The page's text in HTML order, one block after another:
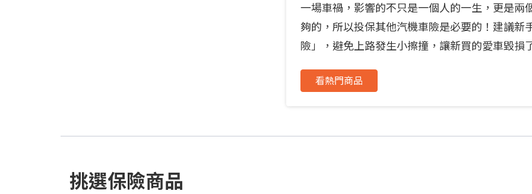
一場車禍，影響的不只是一個人的一生，更是兩
夠的，所以投保其他汽機車險是必要的！建議
險」，避免上路發生小擦撞，讓新買的愛車毀損
看熱門商品
挑選保險商品